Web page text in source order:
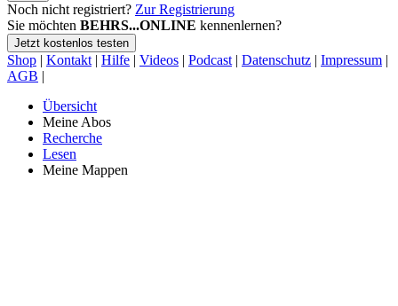
Noch nicht registriert? Zur Registrierung
Sie möchten BEHRS...ONLINE kennenlernen?
Jetzt kostenlos testen
Shop | Kontakt | Hilfe | Videos | Podcast | Datenschutz | Impressum |
AGB |
Übersicht
Meine Abos
Recherche
Lesen
Meine Mappen